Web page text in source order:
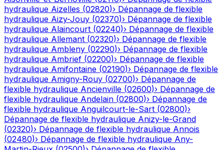
hydraulique Aizelles (02820)› Dépannage de flexible
hydraulique Aizy-Jouy (02370)› Dépannage de flexible
hydraulique Alaincourt (02240)› Dépannage de flexible
hydraulique Allemant (02320)› Dépannage de flexible
hydraulique Ambleny (02290)› Dépannage de flexible
hydraulique Ambrief (02200)› Dépannage de flexible
hydraulique Amifontaine (02190)› Dépannage de flexible
hydraulique Amigny-Rouy (02700)› Dépannage de
flexible hydraulique Ancienville (02600)› Dépannage de
flexible hydraulique Andelain (02800)› Dépannage de
flexible hydraulique Anguilcourt-le-Sart (02800)›
Dépannage de flexible hydraulique Anizy-le-Grand
(02320)› Dépannage de flexible hydraulique Annois
(02480)› Dépannage de flexible hydraulique Any-